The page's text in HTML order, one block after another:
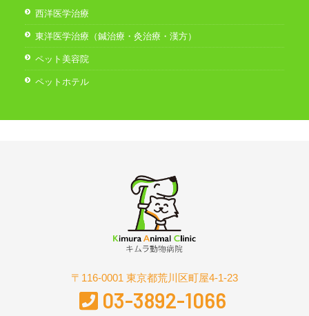
西洋医学治療
東洋医学治療（鍼治療・灸治療・漢方）
ペット美容院
ペットホテル
〒116-0001 東京都荒川区町屋4-1-23
03-3892-1066